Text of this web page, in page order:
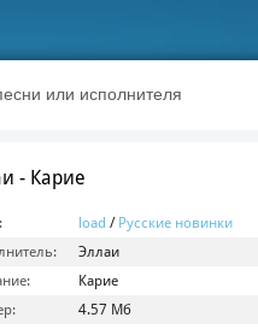
- Карие
load / Русские новинки
Эллаи
Карие
4.57 Мб